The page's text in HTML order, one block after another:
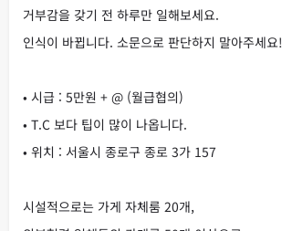
거부감을 갖기 전 하루만 일해보세요.
인식이 바뀝니다. 소문으로 판단하지 말아주세요!
• 시급 : 5만원 + @ (월급협의)
• T.C 보다 팁이 많이 나옵니다.
• 위치 : 서울시 종로구 종로 3가 157
시설적으로는 가게 자체룸 20개,